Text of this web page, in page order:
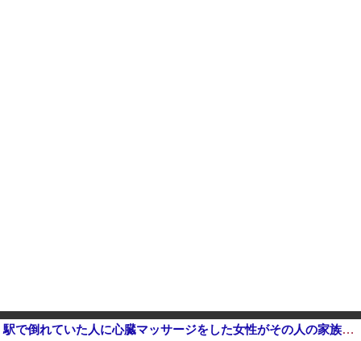
駅で倒れていた人に心臓マッサージをした女性がその人の家族から言われた心ない言葉